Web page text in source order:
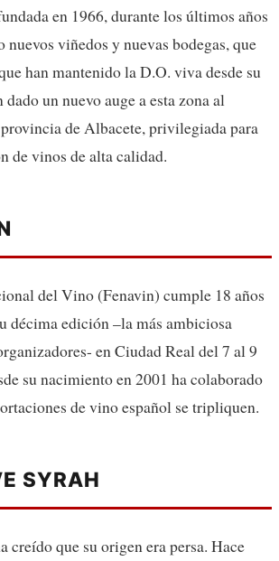
en 1966, durante los últimos años
nuevos viñedos y nuevas bodegas, que
han mantenido la D.O. viva desde su
un nuevo auge a esta zona al
provincia de Albacete, privilegiada para
de vinos de alta calidad.
del Vino (Fenavin) cumple 18 años
décima edición –la más ambiciosa
en Ciudad Real del 7 al 9
su nacimiento en 2001 ha colaborado
de vino español se tripliquen.
SYRAH
creído que su origen era persa. Hace